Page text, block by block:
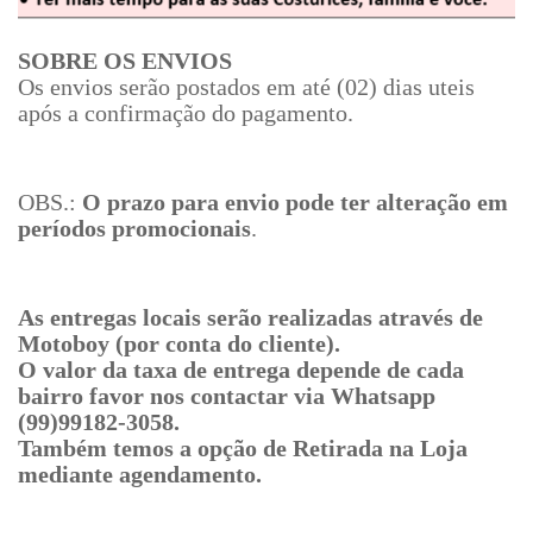
SOBRE OS ENVIOS
Os envios serão postados em até (02) dias uteis
após a confirmação do pagamento.
OBS.: O prazo para envio pode ter alteração em
períodos promocionais.
As entregas locais serão realizadas através de
Motoboy (por conta do cliente).
O valor da taxa de entrega depende de cada
bairro favor nos contactar via Whatsapp
(99)99182-3058.
Também temos a opção de Retirada na Loja
mediante agendamento.